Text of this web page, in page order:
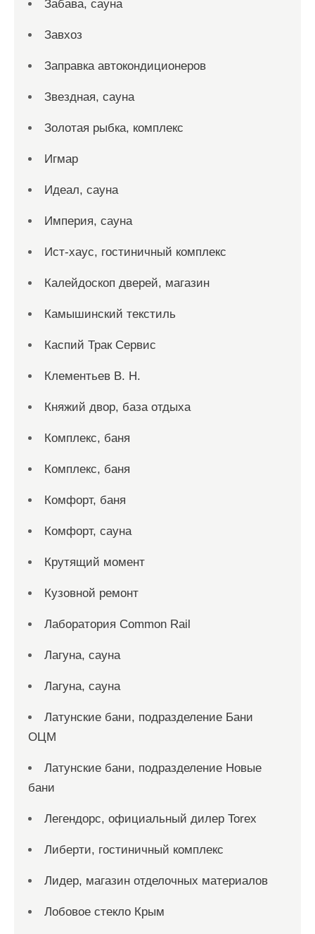
Забава, сауна
Завхоз
Заправка автокондиционеров
Звездная, сауна
Золотая рыбка, комплекс
Игмар
Идеал, сауна
Империя, сауна
Ист-хаус, гостиничный комплекс
Калейдоскоп дверей, магазин
Камышинский текстиль
Каспий Трак Сервис
Клементьев В. Н.
Княжий двор, база отдыха
Комплекс, баня
Комплекс, баня
Комфорт, баня
Комфорт, сауна
Крутящий момент
Кузовной ремонт
Лаборатория Common Rail
Лагуна, сауна
Лагуна, сауна
Латунские бани, подразделение Бани
ОЦМ
Латунские бани, подразделение Новые
бани
Легендорс, официальный дилер Torex
Либерти, гостиничный комплекс
Лидер, магазин отделочных материалов
Лобовое стекло Крым